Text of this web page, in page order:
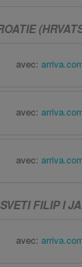
avec:
avec:
avec:
FILIP I
avec: